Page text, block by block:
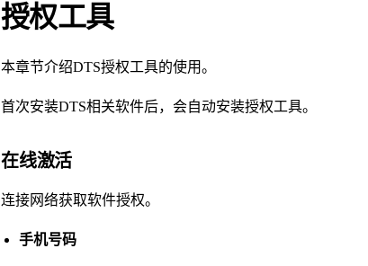
授权工具
本章节介绍DTS授权工具的使用。
首次安装DTS相关软件后，会自动安装授权工具。
在线激活
连接网络获取软件授权。
手机号码